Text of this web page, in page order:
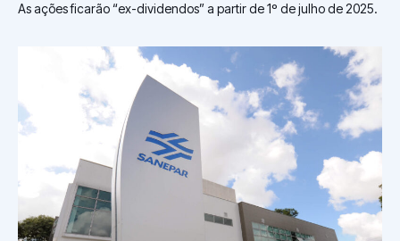
As ações ficarão “ex-dividendos” a partir de 1º de julho de 2025.